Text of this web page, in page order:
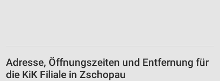
Adresse, Öffnungszeiten und Entfernung für
die KiK Filiale in Zschopau